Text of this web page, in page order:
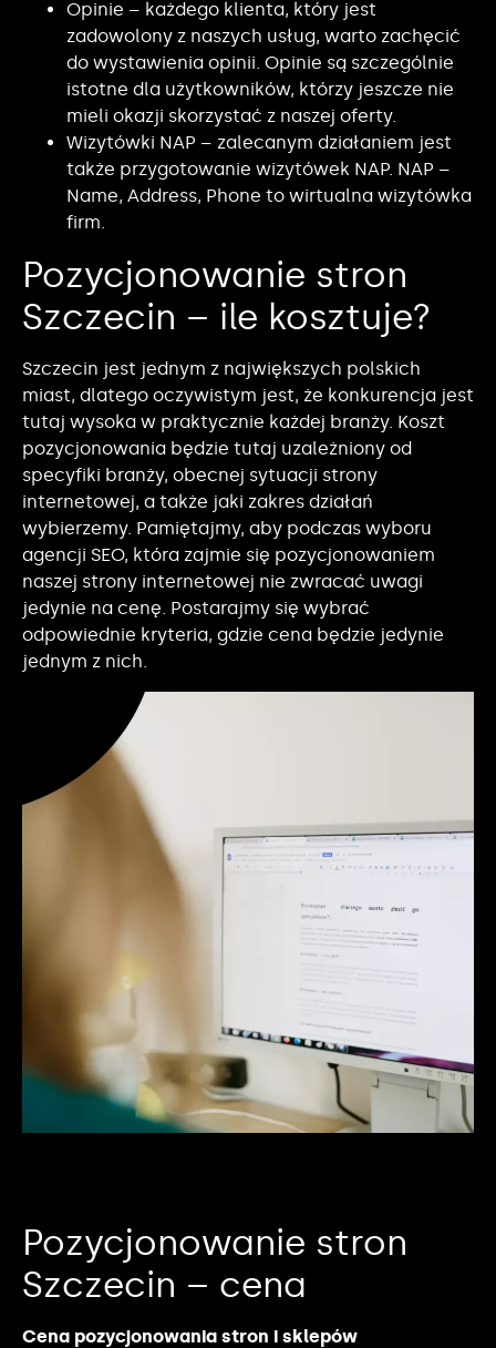
Opinie – każdego klienta, który jest
zadowolony z naszych usług, warto zachęcić
do wystawienia opinii. Opinie są szczególnie
istotne dla użytkowników, którzy jeszcze nie
mieli okazji skorzystać z naszej oferty.
Wizytówki NAP – zalecanym działaniem jest
także przygotowanie wizytówek NAP. NAP –
Name, Address, Phone to wirtualna wizytówka
firm.
Pozycjonowanie stron
Szczecin – ile kosztuje?
Szczecin jest jednym z największych polskich
miast, dlatego oczywistym jest, że konkurencja jest
tutaj wysoka w praktycznie każdej branży. Koszt
pozycjonowania będzie tutaj uzależniony od
specyfiki branży, obecnej sytuacji strony
internetowej, a także jaki zakres działań
wybierzemy. Pamiętajmy, aby podczas wyboru
agencji SEO, która zajmie się pozycjonowaniem
naszej strony internetowej nie zwracać uwagi
jedynie na cenę. Postarajmy się wybrać
odpowiednie kryteria, gdzie cena będzie jedynie
jednym z nich.
Pozycjonowanie stron
Szczecin – cena
Cena pozycjonowania stron i sklepów